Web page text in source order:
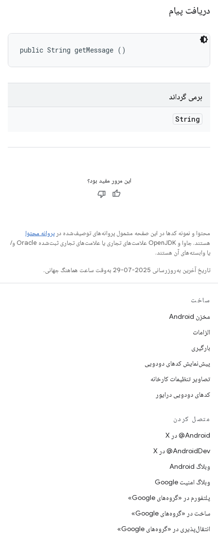
دریافت پیام
public String getMessage ()
برمی گرداند
String
این مرور مفید بود؟
محتوا و نمونه کدها در این صفحه مشمول پروانه‌های توصیف‌شده در پروانه محتوا
هستند. جاوا و OpenJDK علامت‌های تجاری یا علامت‌های تجاری ثبت‌شده Oracle و/
یا وابسته‌های آن هستند.
تاریخ آخرین به‌روزرسانی 2025-07-29 به‌وقت ساعت هماهنگ جهانی.
ساخت
مخزن Android
الزامات
بارگیری
پیش‌نمایش کدهای دودویی
تصاویر تنظیمات کارخانه
کدهای دودویی درایور
متصل کردن
‫‎@Android در X
‫‎@AndroidDev در X
وبلاگ Android
وبلاگ امنیت Google
پلتفورم در «گروه‌های Google»
ساخت در «گروه‌های Google»
انتقال‌پذیری در «گروه‌های Google»